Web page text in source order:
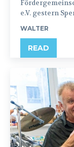
e.V. gestern
WALTER
READ